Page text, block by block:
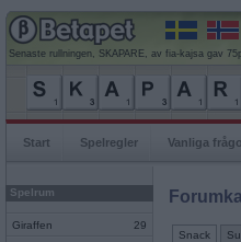
Senaste rullningen, SKAPARE, av fia-kajsa gav
Start Spelregler Vanliga
Spelrum
Giraffen 29
Snack